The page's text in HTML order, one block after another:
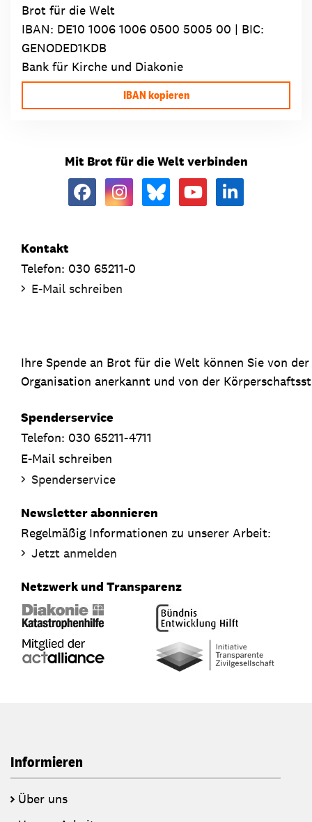
Brot für die Welt
IBAN: DE10 1006 1006 0500 5005 00 | BIC:
GENODED1KDB
Bank für Kirche und Diakonie
IBAN kopieren
Mit Brot für die Welt verbinden
Kontakt
Telefon: 030 65211-0
E-Mail schreiben
Ihre Spende an Brot für die Welt können Sie von
Organisation anerkannt und von der
Spenderservice
Telefon: 030 65211-4711
E-Mail schreiben
Spenderservice
Newsletter abonnieren
Regelmäßig Informationen zu unserer Arbeit:
Jetzt anmelden
Netzwerk und Transparenz
Informieren
Über uns